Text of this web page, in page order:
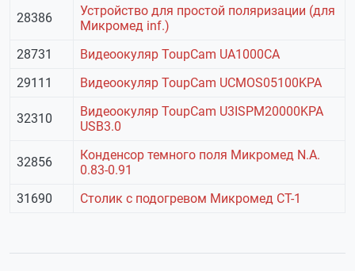
28386
Устройство для простой поляризации (для
Микромед inf.)
28731
Видеоокуляр ToupCam UA1000CA
29111
Видеоокуляр ToupCam UCMOS05100KPA
32310
Видеоокуляр ToupCam U3ISPM20000KPA
USB3.0
32856
Конденсор темного поля Микромед N.A.
0.83-0.91
31690
Столик с подогревом Микромед СТ-1